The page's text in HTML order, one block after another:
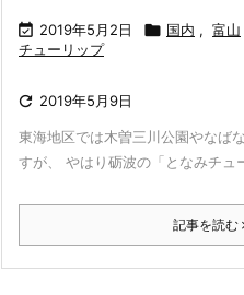
 2019年5月2日  国内 , 富山
チューリップ
 2019年5月9日
東海地区では木曽三川公園やなば
すが、 やはり砺波の「となみチュ
記事を読む